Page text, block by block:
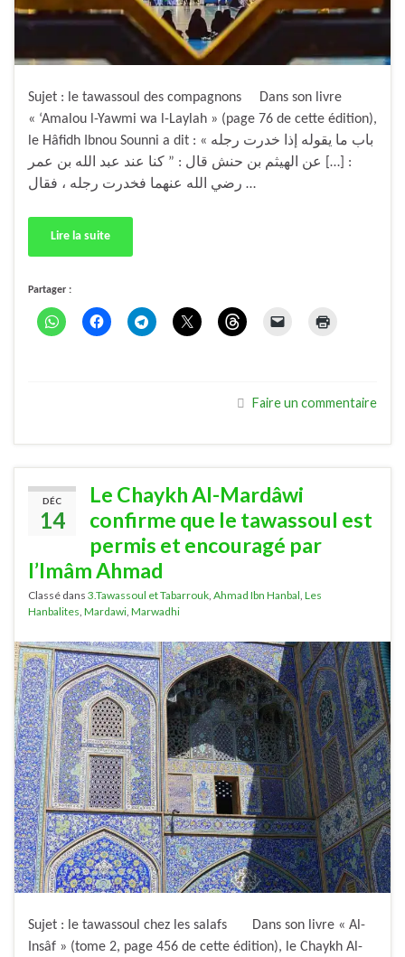
Sujet : le tawassoul des compagnons Dans son livre
« ‘Amalou l-Yawmi wa l-Laylah » (page 76 de cette édition),
le Hâfidh Ibnou Sounni a dit : « باب ما يقوله إذا خدرت رجله
: […] عن الهيثم بن حنش قال : ” كنا عند عبد الله بن عمر
رضي الله عنهما فخدرت رجله ، فقال …
Lire la suite
Partager :
Faire un commentaire
DÉC
14
Le Chaykh Al-Mardâwi
confirme que le tawassoul est
permis et encouragé par
l’Imâm Ahmad
Classé dans 3.Tawassoul et Tabarrouk Ahmad Ibn Hanbal Les
Hanbalites Mardawi Marwadhi
Sujet : le tawassoul chez les salafs Dans son livre « Al-
Insâf » (tome 2, page 456 de cette édition), le Chaykh Al-